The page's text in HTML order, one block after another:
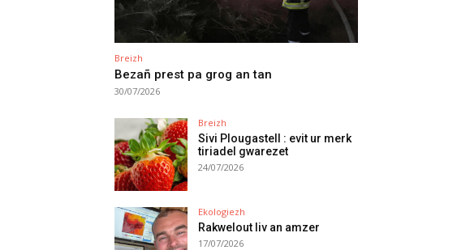
Breizh
Bezañ prest pa grog an tan
30/07/2026
Breizh
Sivi Plougastell : evit ur merk
tiriadel gwarezet
24/07/2026
Ekologiezh
Rakwelout liv an amzer
17/07/2026